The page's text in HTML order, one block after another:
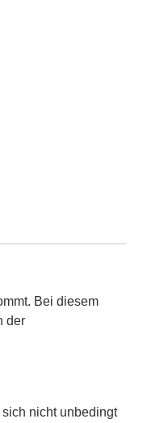
Bei diesem
der
nicht unbedingt